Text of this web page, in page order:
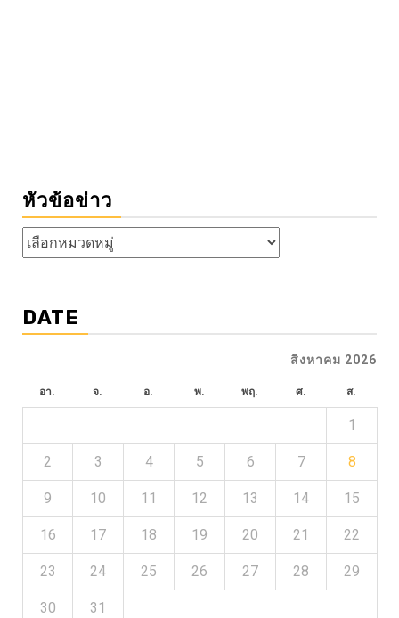
หัวข้อข่าว
หัวข้อ
ข่าว
DATE
สิงหาคม 2026
อา. จ. อ. พ. พฤ. ศ. ส.
1
2 3 4 5 6 7 8
9 10 11 12 13 14 15
16 17 18 19 20 21 22
23 24 25 26 27 28 29
30 31